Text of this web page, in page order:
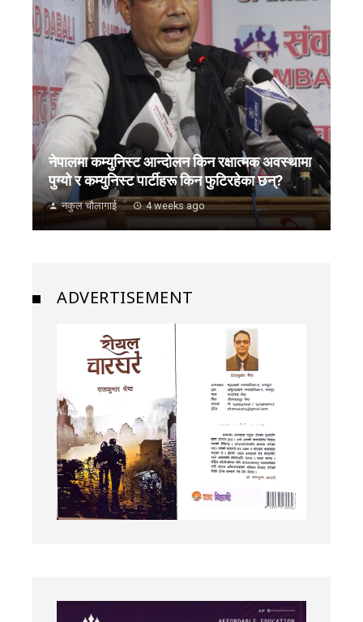
नेपालमा कम्युनिस्ट आन्दोलन किन रक्षात्मक अवस्थामा
पुग्यो र कम्युनिस्ट पार्टीहरू किन फुटिरहेका छन्?
नकुल चौलागाई 4 weeks ago
ADVERTISEMENT